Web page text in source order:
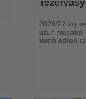
2026/27 kış
uzun mesafeli
tercih edilen